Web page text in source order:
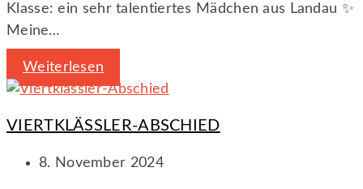
Klasse: ein sehr talentiertes Mädchen aus Landau ✨
Meine…
Weiterlesen
VIERTKLÄSSLER-ABSCHIED
8. November 2024